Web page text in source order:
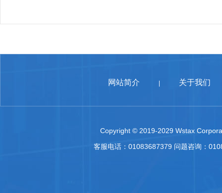
网站简介 关于我们
Copyright © 2019-2029 Wstax
客服电话：01083687379 问题咨询：